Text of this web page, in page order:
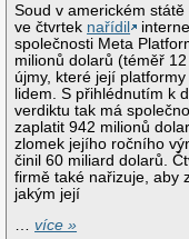
Soud v americkém státě
ve čtvrtek nařídil
společnosti Meta
milionů dolarů (téměř
újmy, které její
lidem. S přihlédnutím k
verdiktu tak má
zaplatit 942 milionů
zlomek jejího ročního
činil 60 miliard dolarů.
firmě také nařizuje, aby
jakým její
…více »